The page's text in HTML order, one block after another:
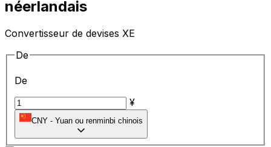
néerlandais
Convertisseur de devises XE
De
De
¥
CNY - Yuan ou renminbi chinois